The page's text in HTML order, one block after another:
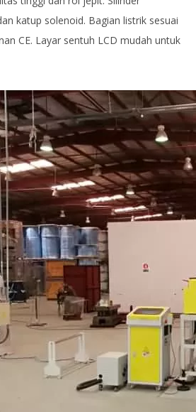
katup solenoid. Bagian listrik sesuai
CE. Layar sentuh LCD mudah untuk